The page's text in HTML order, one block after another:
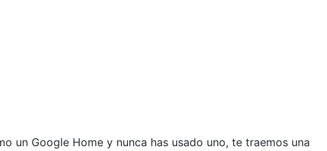
un Google Home y nunca has usado uno, te traemos una